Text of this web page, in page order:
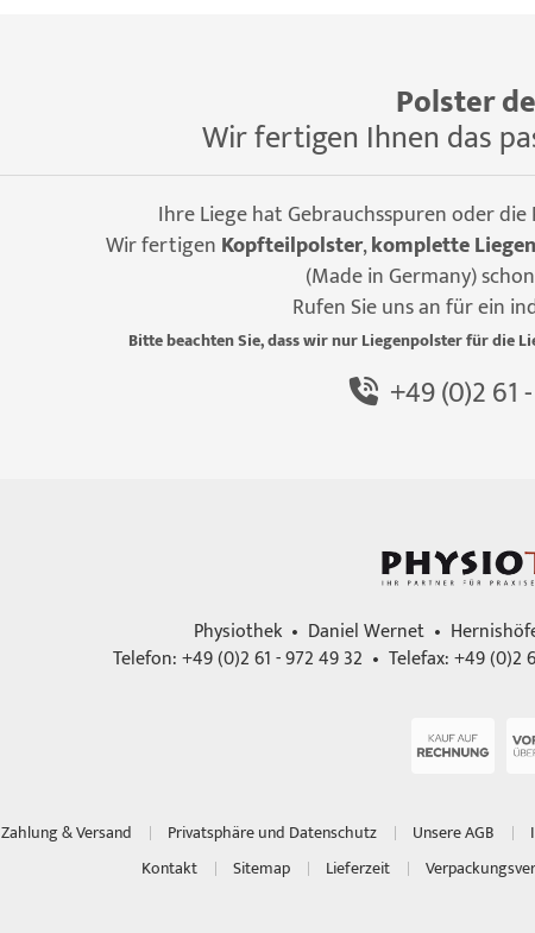
Polster
Wir fertigen Ihnen das
Ihre Liege hat Gebrauchsspuren oder
Wir fertigen Kopfteilpolster,komplette
(Made in Germany)
Rufen Sie uns an für ein
Bitte beachten Sie, dass wir nur Liegenpolster für die
+49 (0)2 61
Physiothek • Daniel Wernet •
Telefon: +49 (0)2 61 - 972 49 32 • Telefax: +49 (0)2
Zahlung & Versand Privatsphäre und Datenschutz Unsere AGB
Kontakt
Sitemap Lieferzeit